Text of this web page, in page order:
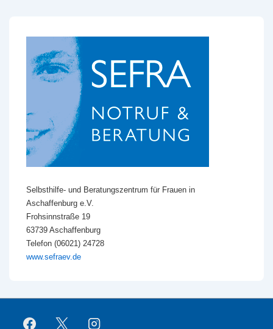
Selbsthilfe- und Beratungszentrum für Frauen in
Aschaffenburg e.V.
Frohsinnstraße 19
63739 Aschaffenburg
Telefon (06021) 24728
www.sefraev.de